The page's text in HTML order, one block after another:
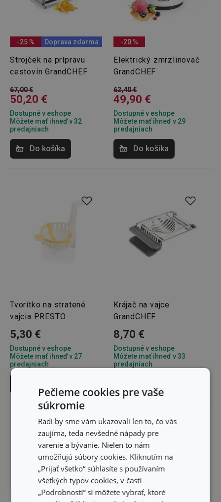
-25 % Doprava zdarma
Strojček na prípravu
cestovín GrandCHEF
67,00 €
50,20 €
Dostupné v eshope
Môžete mať ihneď v 32
predajniach
Do košíka
-20 %
Elektrický zmrzlinovač
GrandCHEF
62,40 €
49,90 €
Dostupné v eshope
Môžete mať ihneď v 29
predajniach
Do košíka
Tvorítko na stratené
vajcia PRESTO
5,30 €
Dostupné v eshope
Môžete mať ihneď v 27
predajniach
Krájač na vajce
GrandCHEF
8,70 €
Dostupné v eshope
Môžete mať ihneď v 33
predajniach
Pečieme cookies pre vaše
súkromie
Radi by sme vám ukazovali len to, čo vás
zaujíma, teda nevšedné nápady pre
varenie a bývanie. Nielen to nám
umožňujú súbory cookies. Kliknutím na
„Prijať všetko“ súhlasíte s používaním
všetkých typov cookies, v časti
„Podrobnosti“ si môžete vybrať, ktoré